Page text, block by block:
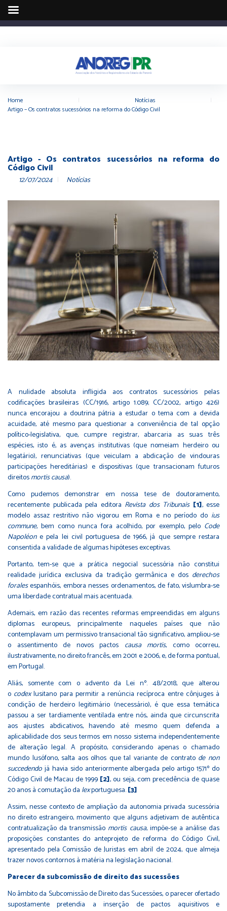
Home Notícias
Artigo – Os contratos sucessórios na reforma do Código Civil
Artigo - Os contratos sucessórios na reforma do
Código Civil
12/07/2024 Notícias
A nulidade absoluta infligida aos contratos sucessórios pelas
codificações brasileiras (CC/1916, artigo 1.089; CC/2002, artigo 426)
nunca encorajou a doutrina pátria a estudar o tema com a devida
acuidade, até mesmo para questionar a conveniência de tal opção
político-legislativa, que, cumpre registrar, abarcaria as suas três
espécies, isto é, as avenças institutivas (que nomeiam herdeiro ou
legatário), renunciativas (que veiculam a abdicação de vindouras
participações hereditárias) e dispositivas (que transacionam futuros
direitosmortis causa).
Como pudemos demonstrar em nossa tese de doutoramento,
recentemente publicada pela editora Revista dos Tribunais [1], esse
modelo assaz restritivo não vigorou em Roma e no período do ius
commune, bem como nunca fora acolhido, por exemplo, pelo Code
Napoléone pela lei civil portuguesa de 1966, já que sempre restara
consentida a validade de algumas hipóteses exceptivas.
Portanto, tem-se que a prática negocial sucessória não constitui
realidade jurídica exclusiva da tradição germânica e dos derechos
foralesespanhóis, embora nesses ordenamentos, de fato, vislumbra-se
uma liberdade contratual mais acentuada.
Ademais, em razão das recentes reformas empreendidas em alguns
diplomas europeus, principalmente naqueles países que não
contemplavam um permissivo transacional tão significativo, ampliou-se
o assentimento de novos pactos causa mortis, como ocorreu,
ilustrativamente, no direito francês, em 2001 e 2006, e, de forma pontual,
em Portugal.
Aliás, somente com o advento da Lei nº. 48/2018, que alterou
o codexlusitano para permitir a renúncia recíproca entre cônjuges à
condição de herdeiro legitimário (necessário), é que essa temática
passou a ser tardiamente ventilada entre nós, ainda que circunscrita
aos ajustes abdicativos, havendo até mesmo quem defenda a
aplicabilidade dos seus termos em nosso sistema independentemente
de alteração legal. A propósito, considerando apenas o chamado
mundo lusófono, salta aos olhos que tal variante de contrato de non
succedendo já havia sido anteriormente albergada pelo artigo 1571º do
Código Civil de Macau de 1999 [2], ou seja, com precedência de quase
20 anos à comutação da lexportuguesa.[3]
Assim, nesse contexto de ampliação da autonomia privada sucessória
no direito estrangeiro, movimento que alguns adjetivam de autêntica
contratualização da transmissão mortis causa, impõe-se a análise das
proposições constantes do anteprojeto de reforma do Código Civil,
apresentado pela Comissão de Juristas em abril de 2024, que almeja
trazer novos contornos à matéria na legislação nacional.
Parecer da subcomissão de direito das sucessões
No âmbito da Subcomissão de Direito das Sucessões, o parecer ofertado
supostamente pretendia a inserção de pactos aquisitivos e